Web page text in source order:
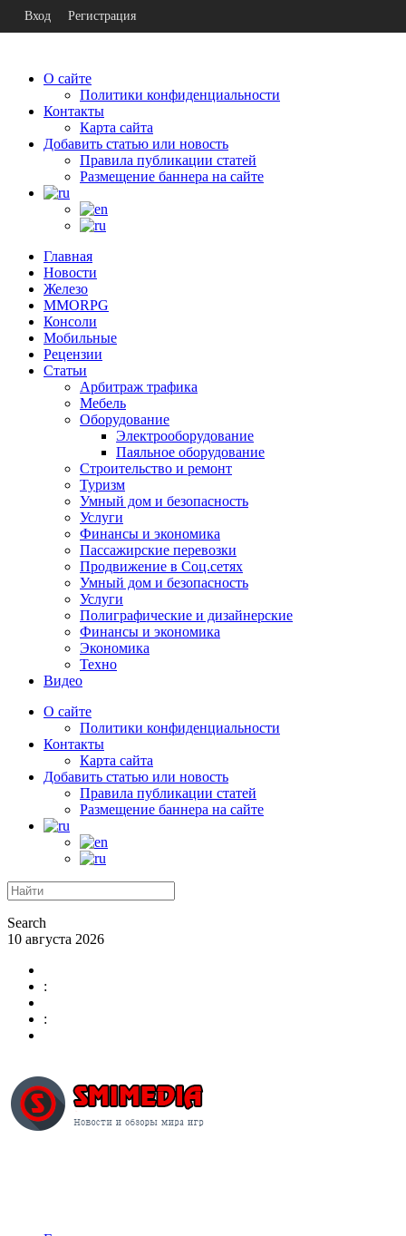
О сайте
Политики конфиденциальности
Контакты
Карта сайта
Добавить статью или новость
Правила публикации статей
Размещение баннера на сайте
Главная
Новости
Железо
MMORPG
Консоли
Мобильные
Рецензии
Статьи
Арбитраж трафика
Мебель
Оборудование
Электрооборудование
Паяльное оборудование
Строительство и ремонт
Туризм
Умный дом и безопасность
Услуги
Финансы и экономика
Пассажирские перевозки
Продвижение в Соц.сетях
Умный дом и безопасность
Услуги
Полиграфические и дизайнерские
Финансы и экономика
Экономика
Техно
Видео
О сайте
Политики конфиденциальности
Контакты
Карта сайта
Добавить статью или новость
Правила публикации статей
Размещение баннера на сайте
Search
10 августа 2026
:
:
Вход Регистрация